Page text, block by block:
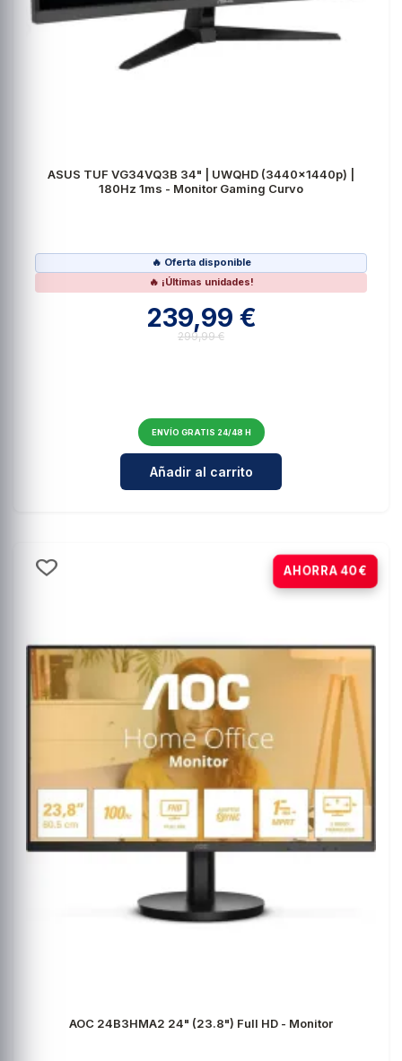
ASUS TUF VG34VQ3B 34" | UWQHD (3440x1440p) |
180Hz 1ms - Monitor Gaming Curvo
🔥 Oferta disponible
🔥 ¡Últimas unidades!
239,99 €
299,99 €
ENVÍO GRATIS 24/48 H
Cantidad para ASUS TUF
Añadir al carrito
AHORRA 40€
-31%
AOC 24B3HMA2 24" (23.8") Full HD - Monitor